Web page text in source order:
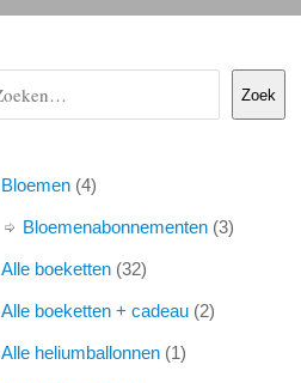
Zoek
Bloemen 4
Bloemenabonnementen 3
Alle boeketten 32
Alle boeketten + cadeau 2
Alle heliumballonnen 1